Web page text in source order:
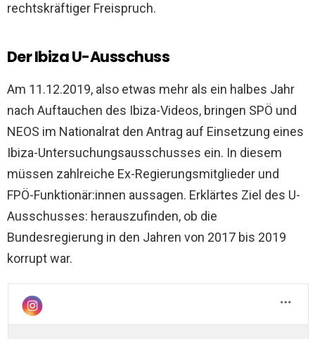
rechtskräftiger Freispruch.
Der Ibiza U-Ausschuss
Am 11.12.2019, also etwas mehr als ein halbes Jahr
nach Auftauchen des Ibiza-Videos, bringen SPÖ und
NEOS im Nationalrat den Antrag auf Einsetzung eines
Ibiza-Untersuchungsausschusses ein. In diesem
müssen zahlreiche Ex-Regierungsmitglieder und
FPÖ-Funktionär:innen aussagen. Erklärtes Ziel des U-
Ausschusses: herauszufinden, ob die
Bundesregierung in den Jahren von 2017 bis 2019
korrupt war.